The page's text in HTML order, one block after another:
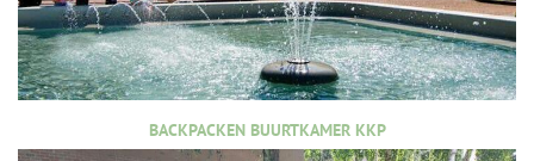
BACKPACKEN BUURTKAMER KKP